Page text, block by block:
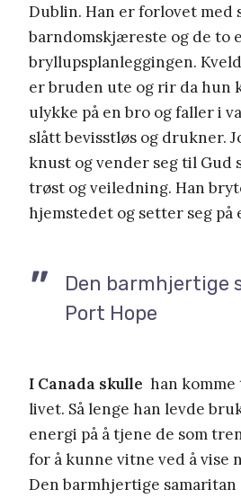
Dublin. Han er forlovet med
barndomskjæreste og de to
bryllupsplanleggingen.
er bruden ute og rir da hun
ulykke på en bro og faller i
slått bevisstløs og drukner.
knust og vender seg til Gud
trøst og veiledning. Han
hjemstedet og setter seg på
Den barmhjertige
Port Hope
I Canada skulle han komme
livet. Så lenge han levde
energi på å tjene de som
for å kunne vitne ved å vise
Den barmhjertige samaritan